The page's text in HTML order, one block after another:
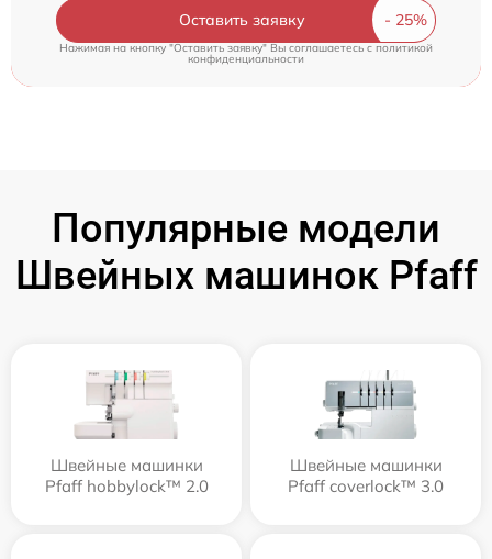
Оставить заявку
Нажимая на кнопку "Оставить заявку" Вы соглашаетесь cполитикой
конфиденциальности
Популярные модели
Швейных машинок Pfaff
Швейные машинки
Pfaff hobbylock™ 2.0
Швейные машинки
Pfaff coverlock™ 3.0